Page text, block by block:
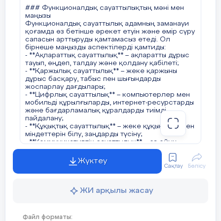
сабақтарында қаржылық сауаттылық
элементтерін қосу немесе тарих сабақтарында
құқықтық сауаттылықты дамытуға назар аудару.
#### 6. **Жеке оқыту әдістері**
Әр оқушының қабілеті мен қажеттілігіне қарай
оқыту тәсілдерін бейімдеу – функционалдық
сауаттылықты дамытудағы маңызды бағыттардың
бірі. Бұл тәсіл арқылы оқушылар өздеріне
ыңғайлы білім алу жолдарын таңдап, өз бетінше
оқуға бейімделеді.
### Білім беру жүйесіндегі рөлі
Функционалдық сауаттылық – мектеп
бағдарламасының ажырамас бөлігіне айналуы
тиіс. Қазақстанда бұл бағытта бірнеше маңызды
реформалар жүзеге асырылуда:
- **Жаңартылған білім беру мазмұны** –
оқушылардың өмірлік дағдыларын дамытуға
бағытталған жаңа әдістемелер енгізілуде.
- **PISA, TIMSS, PIRLS халықаралық зерттеулеріне
меңгеріп, функционалдық сауаттылықты дамыту
### Функционалдық сауаттылықтың мәні мен
маңызы
Функционалдық сауаттылық адамның заманауи
қоғамда өз бетінше әрекет етуін және өмір сүру
сапасын арттыруды қамтамасыз етеді. Ол
бірнеше маңызды аспектілерді қамтиды:
- **Ақпараттық сауаттылық** – ақпаратты дұрыс
тауып, өңдеп, талдау және қолдану қабілеті;
- **Қаржылық сауаттылық** – жеке қаржыны
дұрыс басқару, табыс пен шығындарды
жоспарлау дағдылары;
- **Цифрлық сауаттылық** – компьютерлер мен
мобильді құрылғыларды, интернет-ресурстарды
және бағдарламалық құралдарды тиімді
пайдалану;
- **Құқықтық сауаттылық** – жеке құқықтары мен
міндеттерін білу, заңдарды түсіну;
- **Коммуникативтік сауаттылық** – өз ойын
ашық, нақты жеткізу, пікірталас жүргізу және
келіссөздерге қатысу қабілеті.
### Функционалдық сауаттылықты дамытудың
Функционалдық сауаттылықты дамыту
білім беру** – білім беру бағдарламалары
Жүктеу
Сақтау Бөлісу
ЖИ арқылы жасау
Файл форматы: